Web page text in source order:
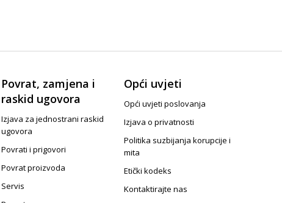
Povrat, zamjena i
raskid ugovora
Izjava za jednostrani raskid
ugovora
Povrati i prigovori
Povrat proizvoda
Servis
Opći uvjeti
Opći uvjeti poslovanja
Izjava o privatnosti
Politika suzbijanja korupcije i
mita
Etički kodeks
Kontaktirajte nas